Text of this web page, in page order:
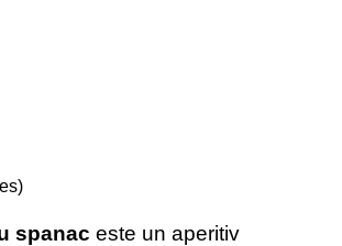
spanac este un aperitiv